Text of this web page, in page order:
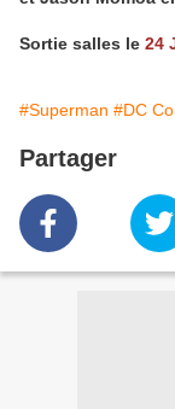
Sortie salles le 24
#Superman #DC
Partager